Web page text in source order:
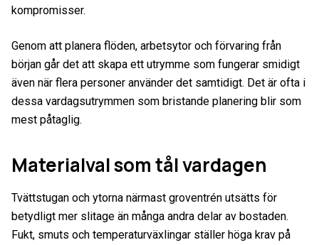
kompromisser.
Genom att planera flöden, arbetsytor och förvaring från
början går det att skapa ett utrymme som fungerar smidigt
även när flera personer använder det samtidigt. Det är ofta i
dessa vardagsutrymmen som bristande planering blir som
mest påtaglig.
Materialval som tål vardagen
Tvättstugan och ytorna närmast groventrén utsätts för
betydligt mer slitage än många andra delar av bostaden.
Fukt, smuts och temperaturväxlingar ställer höga krav på